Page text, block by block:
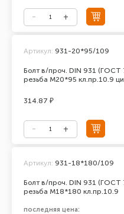
Болт в/проч. DIN 931
резьба М20*95 кл.пр.10.9
Артикул: 931-20*95/109
314.87 ₽
Болт в/проч. DIN 931
резьба М18*180 кл.пр.10.9
Артикул: 931-18*180/109
последняя цена: